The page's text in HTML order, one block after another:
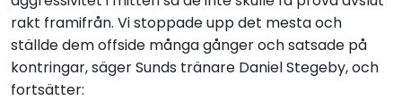
rakt framifrån. Vi stoppade upp det mesta och
ställde dem offside många gånger och satsade på
kontringar, säger Sunds tränare Daniel Stegeby, och
fortsätter: